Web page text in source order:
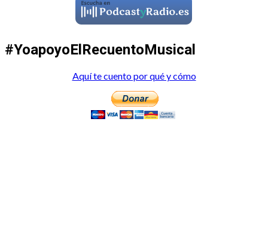
#YoapoyoElRecuentoMusical
Aquí te cuento por qué y cómo